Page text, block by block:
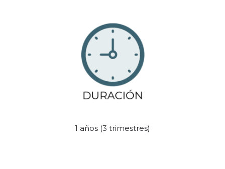
1 años (3 trimestres)